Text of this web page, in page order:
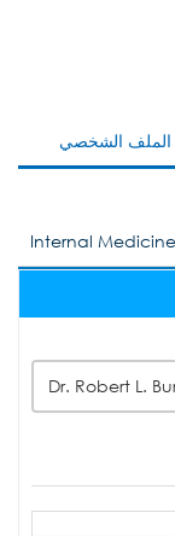
الملف الشخصي
Internal
Dr. Robert L.